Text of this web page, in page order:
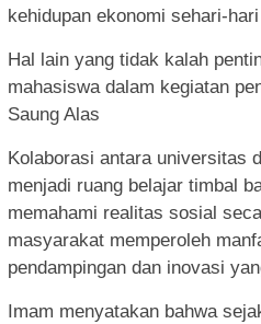
kehidupan ekonomi sehari-
Hal lain yang tidak kalah
mahasiswa dalam kegiatan
Saung Alas
Kolaborasi antara universitas
menjadi ruang belajar timbal
memahami realitas sosial
masyarakat memperoleh
pendampingan dan inovasi
Imam menyatakan bahwa